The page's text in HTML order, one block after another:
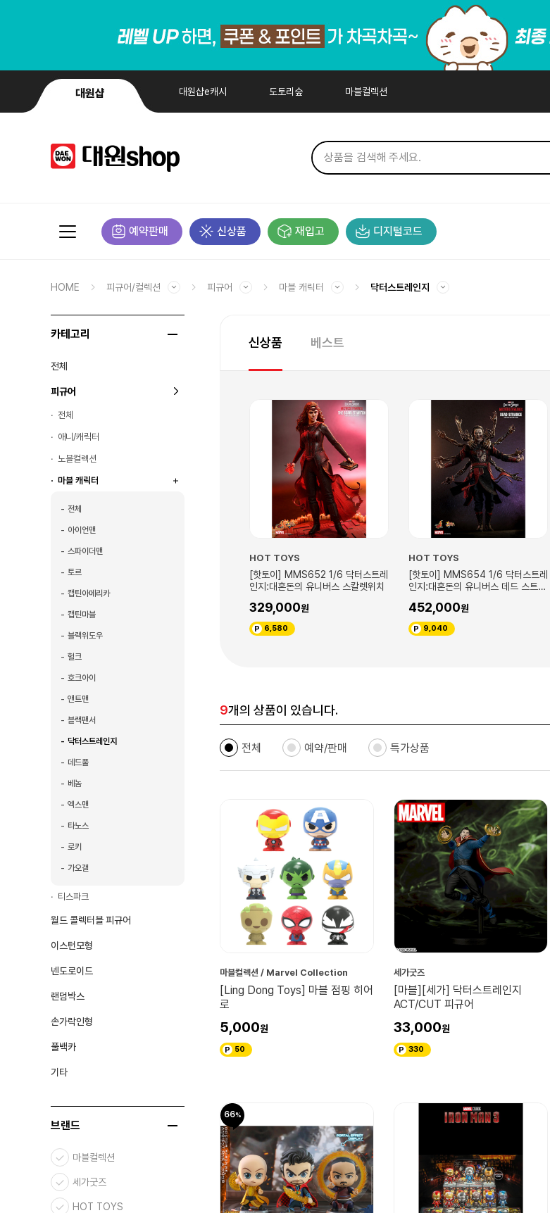
대원샵 대원샵e캐시 도토리숲 마블컬렉션
예약판매 신상품 재입고 디지털코드
HOME 피규어/컬렉션 피규어 마블 캐릭터 닥터스트레인지
카테고리
전체
피규어
전체
애니/캐릭터
노블컬렉션
마블 캐릭터
전체
아이언맨
스파이더맨
토르
캡틴아메리카
캡틴마블
블랙위도우
헐크
호크아이
앤트맨
블랙팬서
닥터스트레인지
데드풀
베놈
엑스맨
타노스
로키
가오갤
티스파크
월드 콜렉터블 피규어
이스턴모형
넨도로이드
랜덤박스
손가락인형
풀백카
기타
브랜드
마블컬렉션
세가굿즈
HOT TOYS
신상품 베스트
][세가] 닥터스트레인지
[핫토이] MMS652 1/6 닥터스트레
인지:대혼돈의 유니버스 스칼렛위치
[핫토이] MMS654 1/6 닥터스트레
인지:대혼돈의 유니버스 데드 스트레
452,000
[핫토이] COSB575
어벤져스:앤드게임 닥
19,900
9개의 상품이 있습니다.
전체 예약/판매 특가상품
마블컬렉션 / Marvel Collection
[Ling Dong Toys] 마블 점핑 히어
로
5,000
50
세가굿즈
[마블][세가] 닥터스트레인지
ACT/CUT 피규어
33,000
330
66